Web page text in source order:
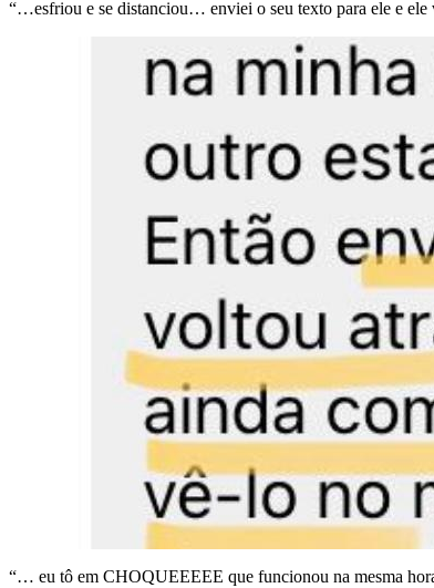
“…esfriou e se distanciou… enviei o seu texto para ele e ele
“… eu tô em CHOQUEEEEE que funcionou na mesma